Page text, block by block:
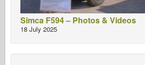
Simca F594 – Photos & Videos
18 July 2025